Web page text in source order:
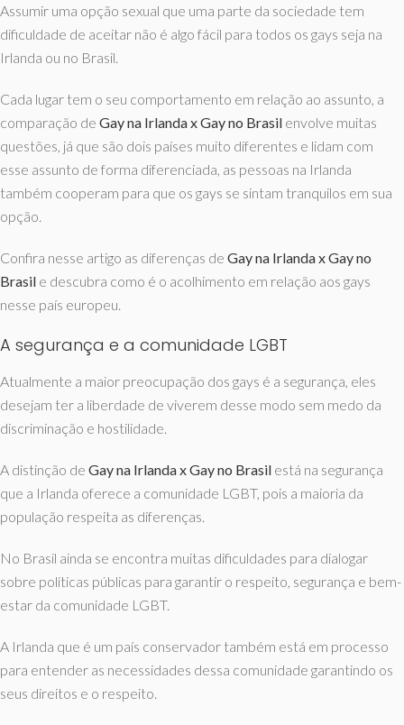
Assumir uma opção sexual que uma parte da sociedade tem
dificuldade de aceitar não é algo fácil para todos os gays seja na
Irlanda ou no Brasil.
Cada lugar tem o seu comportamento em relação ao assunto, a
comparação de Gay na Irlanda x Gay no Brasil envolve muitas
questões, já que são dois países muito diferentes e lidam com
esse assunto de forma diferenciada, as pessoas na Irlanda
também cooperam para que os gays se sintam tranquilos em sua
opção.
Confira nesse artigo as diferenças de Gay na Irlanda x Gay no
Brasil e descubra como é o acolhimento em relação aos gays
nesse país europeu.
A segurança e a comunidade LGBT
Atualmente a maior preocupação dos gays é a segurança, eles
desejam ter a liberdade de viverem desse modo sem medo da
discriminação e hostilidade.
A distinção de Gay na Irlanda x Gay no Brasil está na segurança
que a Irlanda oferece a comunidade LGBT, pois a maioria da
população respeita as diferenças.
No Brasil ainda se encontra muitas dificuldades para dialogar
sobre políticas públicas para garantir o respeito, segurança e bem-
estar da comunidade LGBT.
A Irlanda que é um país conservador também está em processo
para entender as necessidades dessa comunidade garantindo os
seus direitos e o respeito.